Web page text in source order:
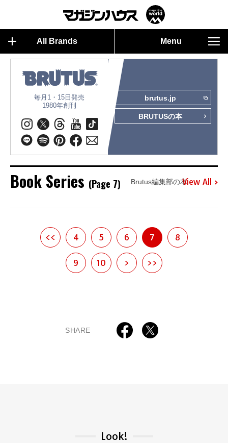
All Brands Menu
毎月1・15日発売
1980年創刊
brutus.jp
BRUTUSの本
Book Series (Page 7) Brutus編集部の本View All
<< 4 5 6 7 8
9 10 > >>
SHARE
Look!